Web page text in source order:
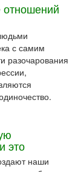
отношений
с самим
разочарования
это
наши